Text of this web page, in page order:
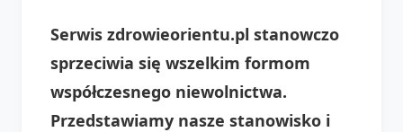
Serwis zdrowieorientu.pl stanowczo
sprzeciwia się wszelkim formom
współczesnego niewolnictwa.
Przedstawiamy nasze stanowisko i